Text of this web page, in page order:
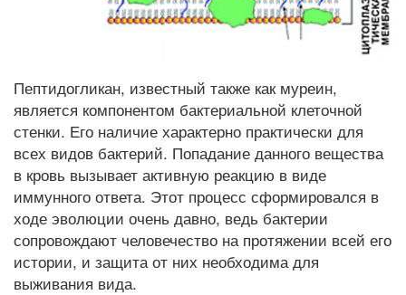
Пептидогликан, известный также как муреин,
является компонентом бактериальной клеточной
стенки. Его наличие характерно практически для
всех видов бактерий. Попадание данного вещества
в кровь вызывает активную реакцию в виде
иммунного ответа. Этот процесс сформировался в
ходе эволюции очень давно, ведь бактерии
сопровождают человечество на протяжении всей его
истории, и защита от них необходима для
выживания вида.